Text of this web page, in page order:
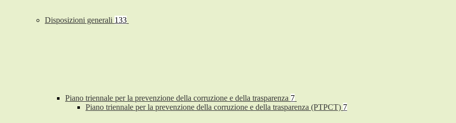
Disposizioni generali 133
Piano triennale per la prevenzione della corruzione e della trasparenza 7
Piano triennale per la prevenzione della corruzione e della trasparenza (PTPCT) 7